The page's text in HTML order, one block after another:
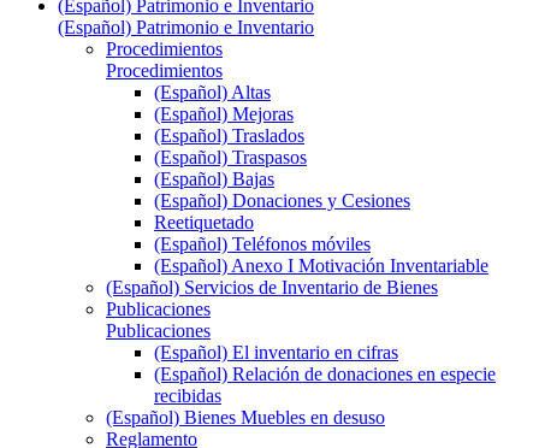
(Español) Patrimonio e Inventario
(Español) Patrimonio e Inventario
Procedimientos
Procedimientos
(Español) Altas
(Español) Mejoras
(Español) Traslados
(Español) Traspasos
(Español) Bajas
(Español) Donaciones y Cesiones
Reetiquetado
(Español) Teléfonos móviles
(Español) Anexo I Motivación Inventariable
(Español) Servicios de Inventario de Bienes
Publicaciones
Publicaciones
(Español) El inventario en cifras
(Español) Relación de donaciones en especie
recibidas
(Español) Bienes Muebles en desuso
Reglamento